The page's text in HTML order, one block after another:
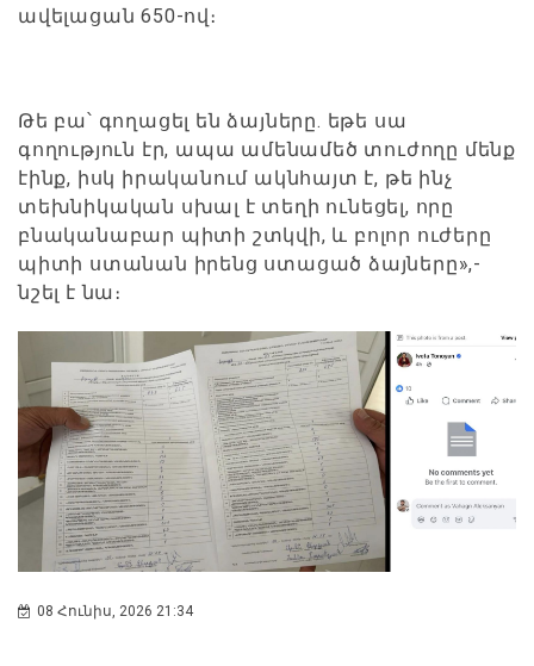
ավելացան 650-ով։
Թե բա՝ գողացել են ձայները. եթե սա
գողություն էր, ապա ամենամեծ տուժողը մենք
էինք, իսկ իրականում ակնհայտ է, թե ինչ
տեխնիկական սխալ է տեղի ունեցել, որը
բնականաբար պիտի շտկվի, և բոլոր ուժերը
պիտի ստանան իրենց ստացած ձայները»,-
նշել է նա։
08 Հունիս, 2026 21:34